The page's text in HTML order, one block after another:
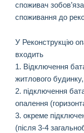
споживач
споживання до
У Реконструкцію
входить
1. Відключення
житлового будинку,
2. підключення
опалення
3. окреме
(після 3-4